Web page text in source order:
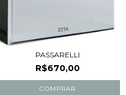
PASSARELLI
R$670,00